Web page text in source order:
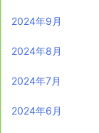
2024年9月
2024年8月
2024年7月
2024年6月